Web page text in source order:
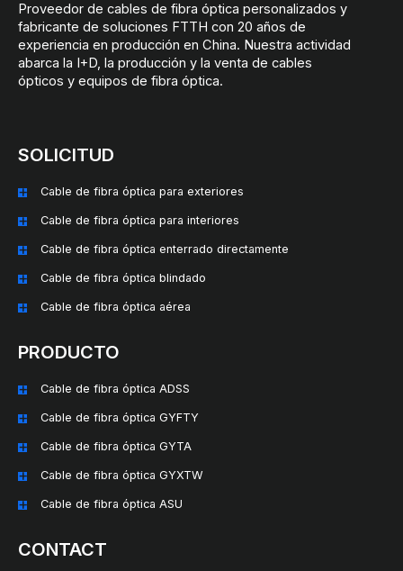
Proveedor de cables de fibra óptica personalizados y
fabricante de soluciones FTTH con 20 años de
experiencia en producción en China. Nuestra actividad
abarca la I+D, la producción y la venta de cables
ópticos y equipos de fibra óptica.
SOLICITUD
Cable de fibra óptica para exteriores
Cable de fibra óptica para interiores
Cable de fibra óptica enterrado directamente
Cable de fibra óptica blindado
Cable de fibra óptica aérea
PRODUCTO
Cable de fibra óptica ADSS
Cable de fibra óptica GYFTY
Cable de fibra óptica GYTA
Cable de fibra óptica GYXTW
Cable de fibra óptica ASU
CONTACT